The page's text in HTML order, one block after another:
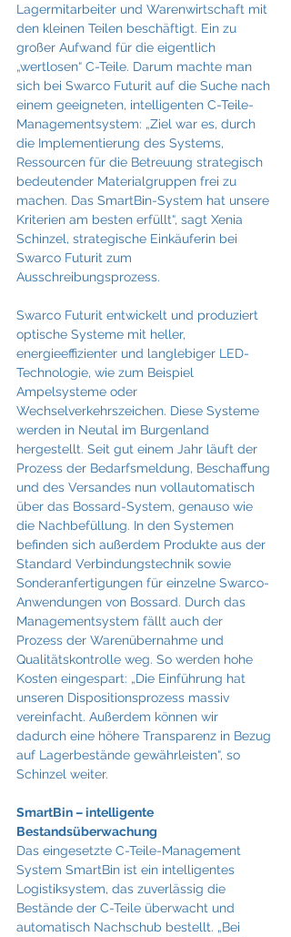
Lagermitarbeiter und Warenwirtschaft mit
den kleinen Teilen beschäftigt. Ein zu
großer Aufwand für die eigentlich
„wertlosen“ C-Teile. Darum machte man
sich bei Swarco Futurit auf die Suche nach
einem geeigneten, intelligenten C-Teile-
Managementsystem: „Ziel war es, durch
die Implementierung des Systems,
Ressourcen für die Betreuung strategisch
bedeutender Materialgruppen frei zu
machen. Das SmartBin-System hat unsere
Kriterien am besten erfüllt“, sagt Xenia
Schinzel, strategische Einkäuferin bei
Swarco Futurit zum
Ausschreibungsprozess.
Swarco Futurit entwickelt und produziert
optische Systeme mit heller,
energieeffizienter und langlebiger LED-
Technologie, wie zum Beispiel
Ampelsysteme oder
Wechselverkehrszeichen. Diese Systeme
werden in Neutal im Burgenland
hergestellt. Seit gut einem Jahr läuft der
Prozess der Bedarfsmeldung, Beschaffung
und des Versandes nun vollautomatisch
über das Bossard-System, genauso wie
die Nachbefüllung. In den Systemen
befinden sich außerdem Produkte aus der
Standard Verbindungstechnik sowie
Sonderanfertigungen für einzelne Swarco-
Anwendungen von Bossard. Durch das
Managementsystem fällt auch der
Prozess der Warenübernahme und
Qualitätskontrolle weg. So werden hohe
Kosten eingespart: „Die Einführung hat
unseren Dispositionsprozess massiv
vereinfacht. Außerdem können wir
dadurch eine höhere Transparenz in Bezug
auf Lagerbestände gewährleisten“, so
Schinzel weiter.
SmartBin – intelligente
Bestandsüberwachung
Das eingesetzte C-Teile-Management
System SmartBin ist ein intelligentes
Logistiksystem, das zuverlässig die
Bestände der C-Teile überwacht und
automatisch Nachschub bestellt. „Bei